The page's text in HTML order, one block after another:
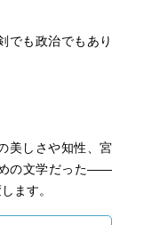
でも政治でもあり
美しさや知性、宮
の文学だった――
ます。